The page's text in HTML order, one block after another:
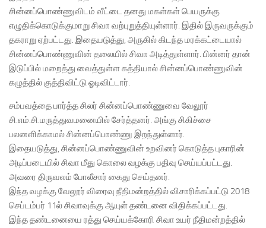
சின்னப்பொண்ணுவிடம் வீட்டை தனது மகள்கள் பெயருக்கு
எழுதிக்கொடுக்குமாறு சிவா வற்புறுத்தியுள்ளார். இதில் இருவருக்கும்
தகராறு ஏற்பட்டது. இதையடுத்து, அருகில் கிடந்த மரக்கட்டையால்
சின்னப்பொண்ணுவின் தலையில் சிவா அடித்துள்ளார். பின்னர் தான்
இடுப்பில் மறைத்து வைத்துள்ள கத்தியால் சின்னப்பொண்ணுவின்
கழுத்தில் குத்திவிட்டு ஓடிவிட்டார்.
சம்பவத்தை பார்த்த சிலர் சின்னப்பொண்ணுவை வேலூர்
சி.எம்.சி.மருத்துவமனையில் சேர்த்தனர். அங்கு சிகிச்சை
பலனளிக்காமல் சின்னப்பொண்ணு இறந்துள்ளார்.
இதையடுத்து, சின்னப்பொண்ணுவின் உறவினர் கொடுத்த புகாரின்
அடிப்படையில் சிவா மீது கொலை வழக்கு பதிவு செய்யப்பட்டது.
அவரை திருவலம் போலீசார் கைது செய்தனர்.
இந்த வழக்கு வேலூர் விரைவு நீதிமன்றத்தில் விசாரிக்கப்பட்டு 2018
செப்டம்பர் 11ல் சிவாவுக்கு ஆயுள் தண்டனை விதிக்கப்பட்டது.
இந்த தண்டனையை ரத்து செய்யக்கோரி சிவா உயர் நீதிமன்றத்தில்